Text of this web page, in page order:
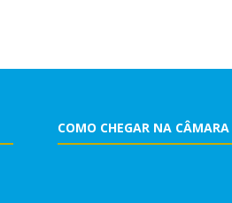
COMO CHEGAR NA CÂMARA